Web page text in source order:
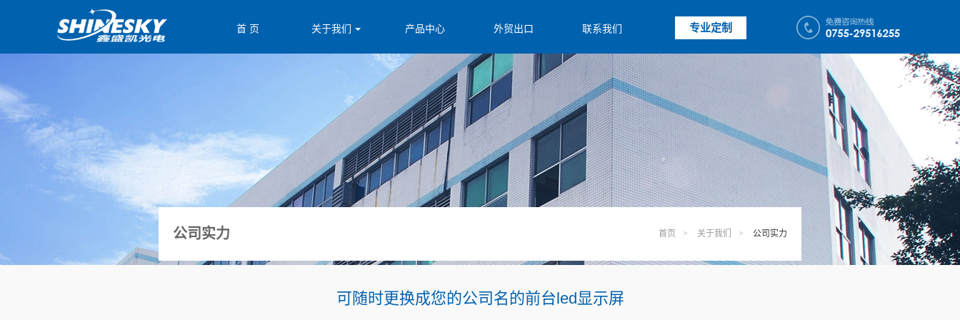
首 页 关于我们 产品中心 外贸出口 联系我们 专业定制
公司实力 首页 > 关于我们 > 公司实力
可随时更换成您的公司名的前台led显示屏